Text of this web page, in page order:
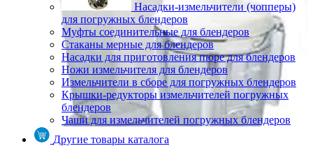
Насадки-измельчители (чопперы)
для погружных блендеров
Муфты соединительные для блендеров
Стаканы мерные для блендеров
Насадки для приготовления пюре для блендеров
Ножи измельчителя для блендеров
Измельчители в сборе для погружных блендеров
Крышки-редукторы измельчителей погружных
блендеров
Чаши для измельчителей погружных блендеров
Другие товары каталога